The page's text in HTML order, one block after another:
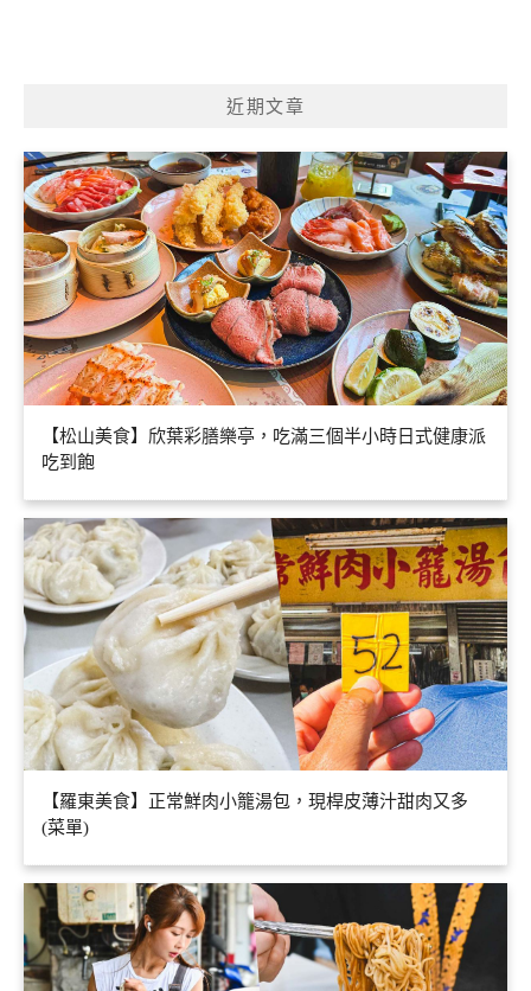
近期文章
【松山美食】欣葉彩膳樂亭，吃滿三個半小時日式健康派
吃到飽
【羅東美食】正常鮮肉小籠湯包，現桿皮薄汁甜肉又多
(菜單)